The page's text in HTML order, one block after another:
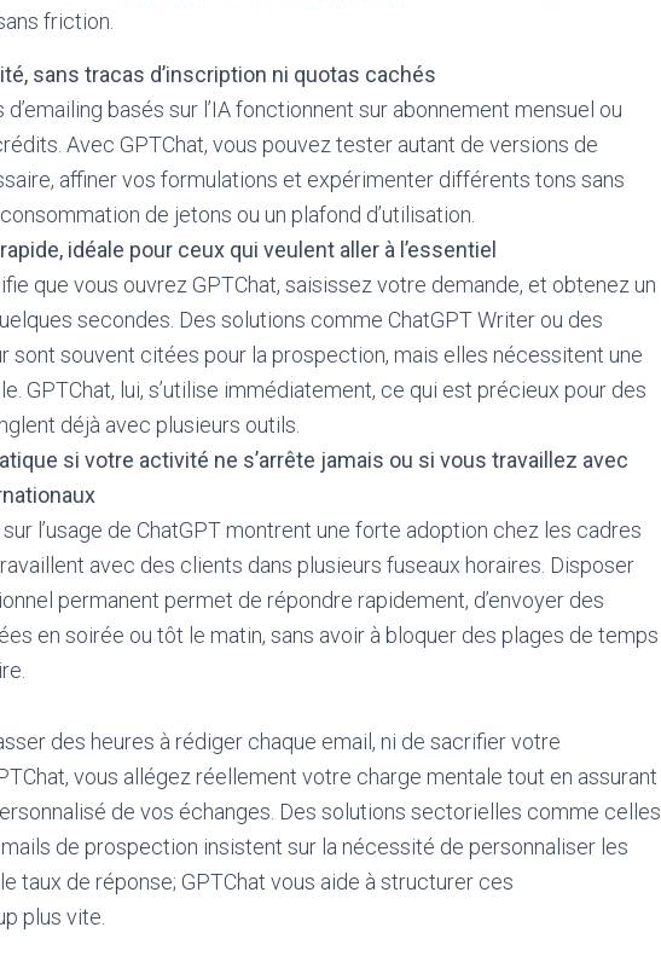
friction.
sans tracas d’inscription ni quotas cachés
basés sur l’IA fonctionnent sur abonnement mensuel ou
Avec GPTChat, vous pouvez tester autant de versions de
affiner vos formulations et expérimenter différents tons sans
de jetons ou un plafond d’utilisation.
idéale pour ceux qui veulent aller à l’essentiel
que vous ouvrez GPTChat, saisissez votre demande, et obtenez un
secondes. Des solutions comme ChatGPT Writer ou des
sont souvent citées pour la prospection, mais elles nécessitent une
GPTChat, lui, s’utilise immédiatement, ce qui est précieux pour des
déjà avec plusieurs outils.
si votre activité ne s’arrête jamais ou si vous travaillez avec
l’usage de ChatGPT montrent une forte adoption chez les cadres
avec des clients dans plusieurs fuseaux horaires. Disposer
permanent permet de répondre rapidement, d’envoyer des
en soirée ou tôt le matin, sans avoir à bloquer des plages de temps
des heures à rédiger chaque email, ni de sacrifier votre
vous allégez réellement votre charge mentale tout en assurant
de vos échanges. Des solutions sectorielles comme celles
de prospection insistent sur la nécessité de personnaliser les
taux de réponse; GPTChat vous aide à structurer ces
plus vite.